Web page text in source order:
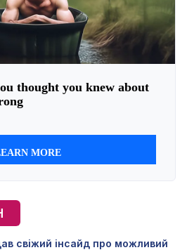
свіжий інсайд про можливий